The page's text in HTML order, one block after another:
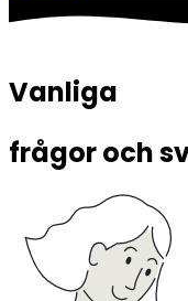
Vanliga
frågor och